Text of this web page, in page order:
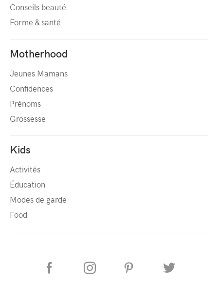
Conseils beauté
Forme & santé
Motherhood
Jeunes Mamans
Confidences
Prénoms
Grossesse
Kids
Activités
Éducation
Modes de garde
Food